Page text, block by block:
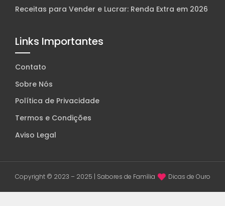
Receitas para Vender e Lucrar: Renda Extra em 2026
Links Importantes
Contato
Sobre Nós
Política de Privacidade
Termos e Condições
Aviso Legal
Copyright © 2023 – 2025 | Sabores de Família Dicas de Ouro